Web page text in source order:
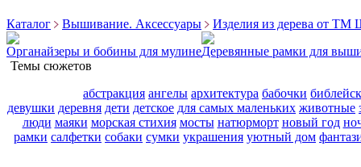
Каталог Вышивание. Аксессуары
Изделия из дерева от ТМ
Органайзеры и бобины для мулинеДеревянные рамки для
Темы сюжетов
абстракция ангелы архитектура бабочки
девушки деревня дети детское для самых маленьких животные
люди маяки морская стихия мосты натюрморт новый год
рамки салфетки собаки сумки украшения уютный дом